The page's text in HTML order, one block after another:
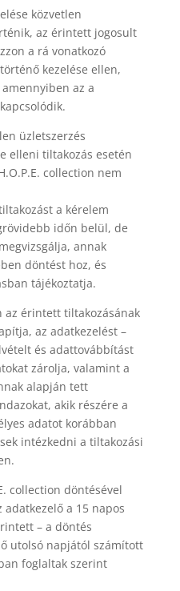
közvetlen
az érintett jogosult
a rá vonatkozó
kezelése ellen,
az a
üzletszerzés
elleni tiltakozás esetén
collection nem
a kérelem
időn belül, de
annak
döntést hoz, és
tájékoztatja.
az érintett tiltakozásának
az adatkezelést –
és adattovábbítást
zárolja, valamint a
alapján tett
akik részére a
adatot korábban
intézkedni a tiltakozási
collection döntésével
a 15 napos
– a döntés
utolsó napjától számított
foglaltak szerint